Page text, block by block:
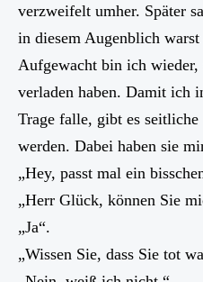
verzweifelt umher. Später
in diesem Augenblich
Aufgewacht bin ich
verladen haben. Damit ich
Trage falle, gibt es
werden. Dabei haben sie
„Hey, passt mal ein
„Herr Glück, können Sie
„Ja“.
„Wissen Sie, dass Sie tot